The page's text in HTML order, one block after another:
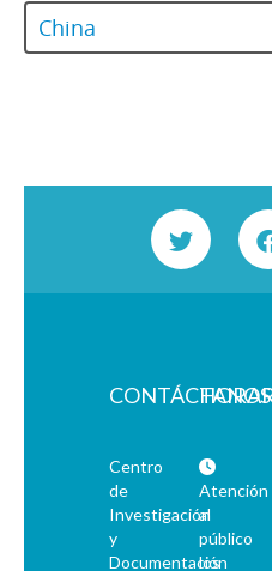
China
CONTÁCTANOS
Centro
de
Investigación
y
Documentación
Atención
al
público
los